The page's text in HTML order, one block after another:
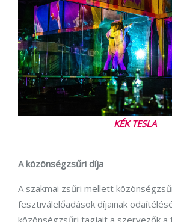
KÉK TESLA
A közönségzsűri díja
A szakmai zsűri mellett
fesztiválelőadások díjainak